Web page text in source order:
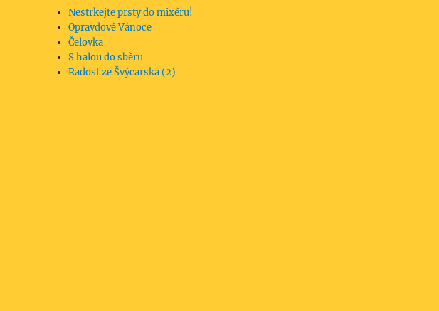
Nestrkejte prsty do mixéru!
Opravdové Vánoce
Čelovka
S halou do sběru
Radost ze Švýcarska (2)